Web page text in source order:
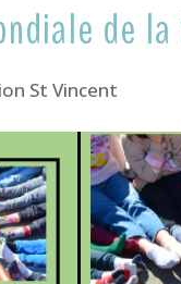
de
St Vincent